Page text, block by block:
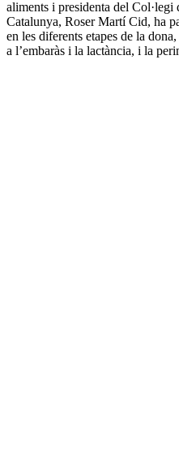
aliments i presidenta del
Catalunya, Roser Martí Cid, ha
en les diferents etapes de la
a l’embaràs i la lactància, i la